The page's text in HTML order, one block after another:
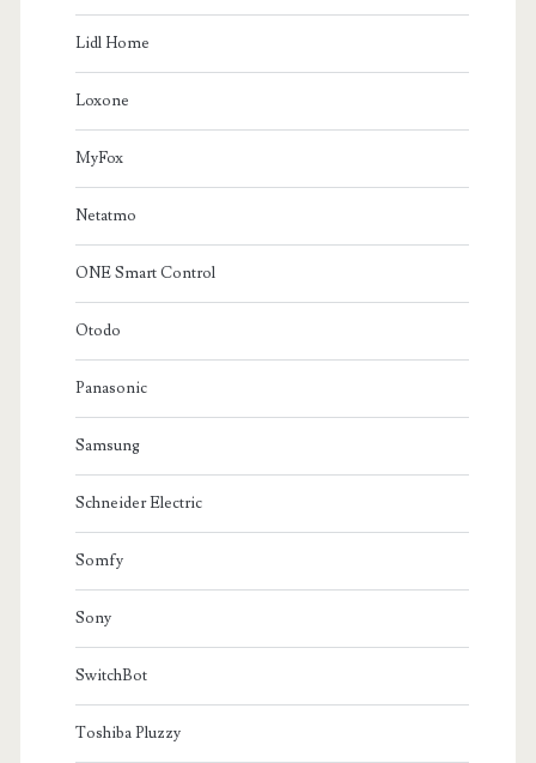
Lidl Home
Loxone
MyFox
Netatmo
ONE Smart Control
Otodo
Panasonic
Samsung
Schneider Electric
Somfy
Sony
SwitchBot
Toshiba Pluzzy